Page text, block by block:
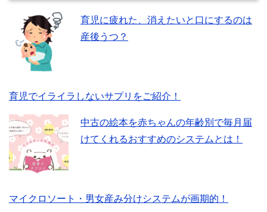
育児に疲れた、消えたいと口にするのは
産後うつ？
育児でイライラしないサプリをご紹介！
中古の絵本を赤ちゃんの年齢別で毎月届
けてくれるおすすめのシステムとは！
マイクロソート・男女産み分けシステムが画期的！